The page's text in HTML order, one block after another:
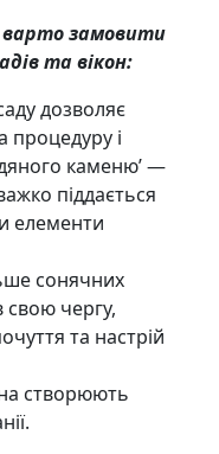
варто замовити
та вікон:
дозволяє
процедуру і
каменю’ —
піддається
елементи
сонячних
свою чергу,
та настрій
створюють